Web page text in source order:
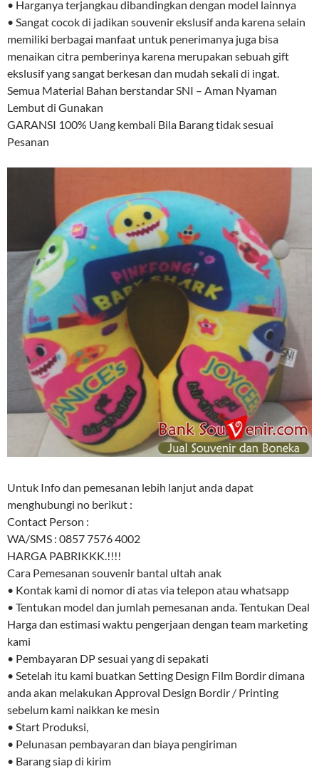
• Harganya terjangkau dibandingkan dengan model lainnya
• Sangat cocok di jadikan souvenir ekslusif anda karena selain
memiliki berbagai manfaat untuk penerimanya juga bisa
menaikan citra pemberinya karena merupakan sebuah gift
ekslusif yang sangat berkesan dan mudah sekali di ingat.
Semua Material Bahan berstandar SNI – Aman Nyaman
Lembut di Gunakan
GARANSI 100% Uang kembali Bila Barang tidak sesuai
Pesanan
Untuk Info dan pemesanan lebih lanjut anda dapat
menghubungi no berikut :
Contact Person :
WA/SMS : 0857 7576 4002
HARGA PABRIKKK.!!!!
Cara Pemesanan souvenir bantal ultah anak
• Kontak kami di nomor di atas via telepon atau whatsapp
• Tentukan model dan jumlah pemesanan anda. Tentukan Deal
Harga dan estimasi waktu pengerjaan dengan team marketing
kami
• Pembayaran DP sesuai yang di sepakati
• Setelah itu kami buatkan Setting Design Film Bordir dimana
anda akan melakukan Approval Design Bordir / Printing
sebelum kami naikkan ke mesin
• Start Produksi,
• Pelunasan pembayaran dan biaya pengiriman
• Barang siap di kirim